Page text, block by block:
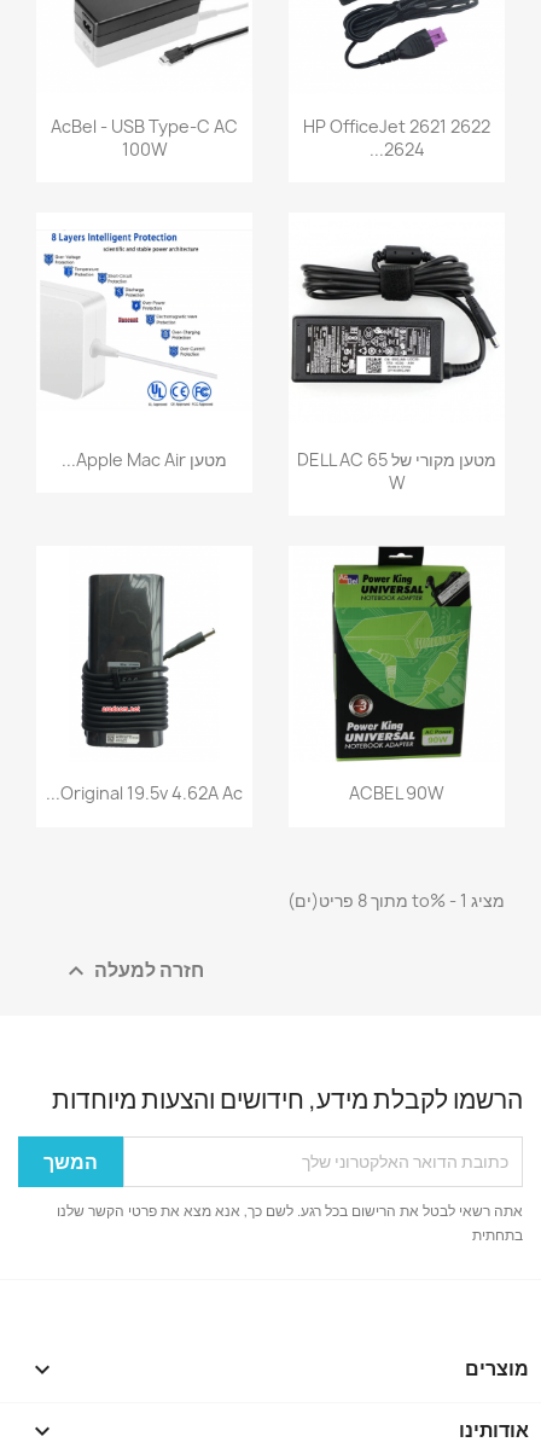
HP OfficeJet 2621 2622
2624...
AcBel - USB Type-C AC
100W
מטען מקורי של DELL AC 65
W
מטען Apple Mac Air...
ACBEL 90W
Original 19.5v 4.62A Ac...
מציג 1 - %to מתוך 8 פריט(ים)
חזרה למעלה 
הרשמו לקבלת מידע, חידושים והצעות מיוחדות
אתה רשאי לבטל את הרישום בכל רגע. לשם כך, אנא מצא את פרטי הקשר שלנו
בתחתית
מוצרים 
אודותינו 